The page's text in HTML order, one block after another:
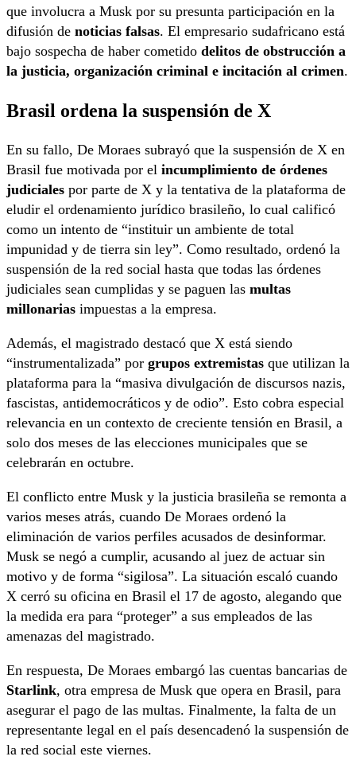
que involucra a Musk por su presunta participación en la
difusión de noticias falsas. El empresario sudafricano está
bajo sospecha de haber cometido delitos de obstrucción a
la justicia, organización criminal e incitación al crimen.
Brasil ordena la suspensión de X
En su fallo, De Moraes subrayó que la suspensión de X en
Brasil fue motivada por el incumplimiento de órdenes
judiciales por parte de X y la tentativa de la plataforma de
eludir el ordenamiento jurídico brasileño, lo cual calificó
como un intento de “instituir un ambiente de total
impunidad y de tierra sin ley”. Como resultado, ordenó la
suspensión de la red social hasta que todas las órdenes
judiciales sean cumplidas y se paguen las multas
millonarias impuestas a la empresa.
Además, el magistrado destacó que X está siendo
“instrumentalizada” por grupos extremistas que utilizan la
plataforma para la “masiva divulgación de discursos nazis,
fascistas, antidemocráticos y de odio”. Esto cobra especial
relevancia en un contexto de creciente tensión en Brasil, a
solo dos meses de las elecciones municipales que se
celebrarán en octubre.
El conflicto entre Musk y la justicia brasileña se remonta a
varios meses atrás, cuando De Moraes ordenó la
eliminación de varios perfiles acusados de desinformar.
Musk se negó a cumplir, acusando al juez de actuar sin
motivo y de forma “sigilosa”. La situación escaló cuando
X cerró su oficina en Brasil el 17 de agosto, alegando que
la medida era para “proteger” a sus empleados de las
amenazas del magistrado.
En respuesta, De Moraes embargó las cuentas bancarias de
Starlink, otra empresa de Musk que opera en Brasil, para
asegurar el pago de las multas. Finalmente, la falta de un
representante legal en el país desencadenó la suspensión de
la red social este viernes.